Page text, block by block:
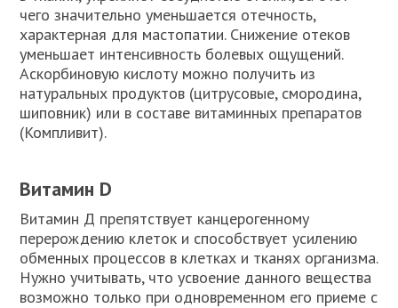
чего значительно уменьшается отечность,
характерная для мастопатии. Снижение отеков
уменьшает интенсивность болевых ощущений.
Аскорбиновую кислоту можно получить из
натуральных продуктов (цитрусовые, смородина,
шиповник) или в составе витаминных препаратов
(Компливит).
Витамин D
Витамин Д препятствует канцерогенному
перерождению клеток и способствует усилению
обменных процессов в клетках и тканях организма.
Нужно учитывать, что усвоение данного вещества
возможно только при одновременном его приеме с